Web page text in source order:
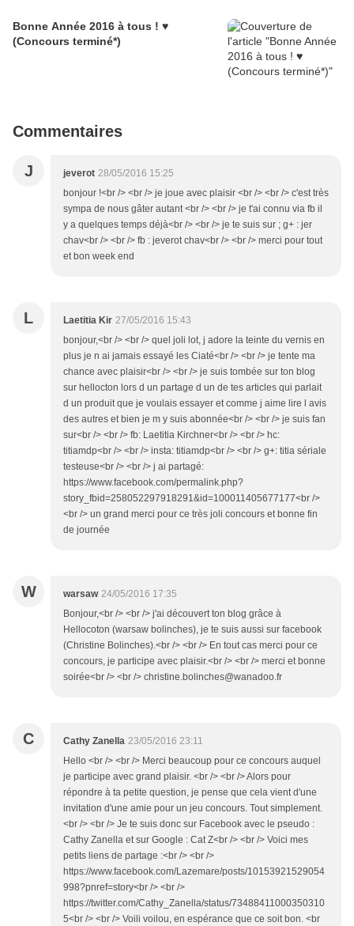
Bonne Année 2016 à tous ! ♥
(Concours terminé*)
Commentaires
J jeverot 28/05/2016 15:25
bonjour !<br /> <br /> je joue avec plaisir <br /> <br /> c'est très
sympa de nous gâter autant <br /> <br /> je t'ai connu via fb il
y a quelques temps déjà<br /> <br /> je te suis sur ; g+ : jer
chav<br /> <br /> fb : jeverot chav<br /> <br /> merci pour tout
et bon week end
L Laetitia Kir 27/05/2016 15:43
bonjour,<br /> <br /> quel joli lot, j adore la teinte du vernis en
plus je n ai jamais essayé les Ciaté<br /> <br /> je tente ma
chance avec plaisir<br /> <br /> je suis tombée sur ton blog
sur hellocton lors d un partage d un de tes articles qui parlait
d un produit que je voulais essayer et comme j aime lire l avis
des autres et bien je m y suis abonnée<br /> <br /> je suis fan
sur<br /> <br /> fb: Laetitia Kirchner<br /> <br /> hc:
titiamdp<br /> <br /> insta: titiamdp<br /> <br /> g+: titia sériale
testeuse<br /> <br /> j ai partagé:
https://www.facebook.com/permalink.php?
story_fbid=258052297918291&id=100011405677177<br />
<br /> un grand merci pour ce très joli concours et bonne fin
de journée
W warsaw 24/05/2016 17:35
Bonjour,<br /> <br /> j'ai découvert ton blog grâce à
Hellocoton (warsaw bolinches), je te suis aussi sur facebook
(Christine Bolinches).<br /> <br /> En tout cas merci pour ce
concours, je participe avec plaisir.<br /> <br /> merci et bonne
soirée<br /> <br /> christine.bolinches@wanadoo.fr
C Cathy Zanella 23/05/2016 23:11
Hello <br /> <br /> Merci beaucoup pour ce concours auquel
je participe avec grand plaisir. <br /> <br /> Alors pour
répondre à ta petite question, je pense que cela vient d'une
invitation d'une amie pour un jeu concours. Tout simplement.
<br /> <br /> Je te suis donc sur Facebook avec le pseudo :
Cathy Zanella et sur Google : Cat Z<br /> <br /> Voici mes
petits liens de partage :<br /> <br />
https://www.facebook.com/Lazemare/posts/10153921529054
998?pnref=story<br /> <br />
https://twitter.com/Cathy_Zanella/status/73488411000350310
5<br /> <br /> Voili voilou, en espérance que ce soit bon. <br